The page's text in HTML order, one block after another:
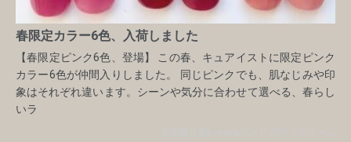
春限定カラー6色、入荷しました
【春限定ピンク6色、登場】 この春、キュアイストに限定ピンク
カラー6色が仲間入りしました。 同じピンクでも、肌なじみや印
象はそれぞれ違います。シーンや気分に合わせて選べる、春らし
いラ